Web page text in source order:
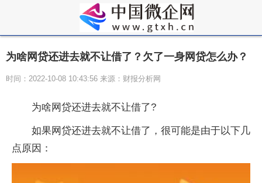
为啥网贷还进去就不让借了？欠了一身网贷怎么办？
时间：2022-10-08 10:43:56 来源：财报分析网
为啥网贷还进去就不让借了?
如果网贷还进去就不让借了，很可能是由于以下几
点原因：